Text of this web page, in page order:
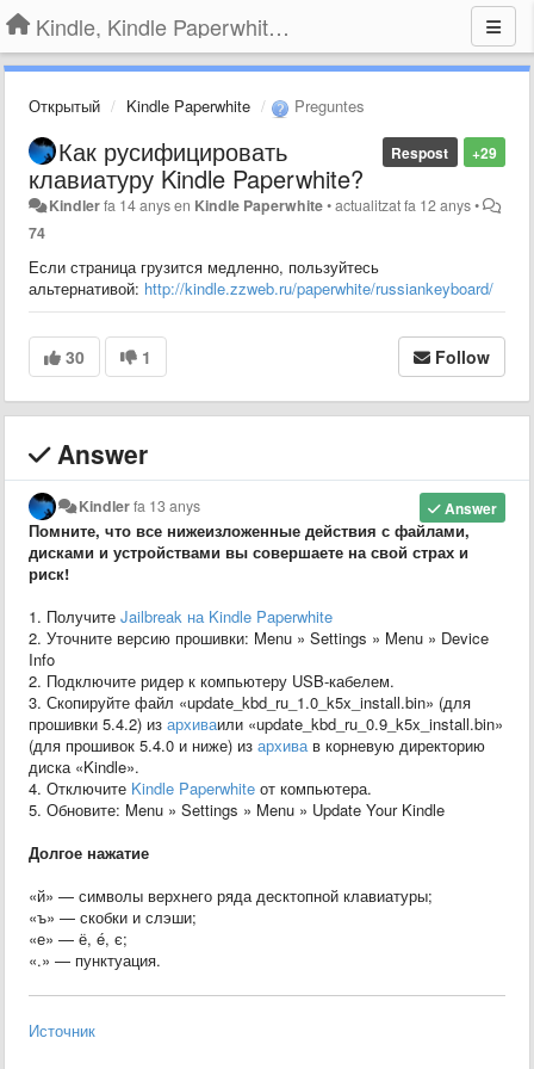
Kindle, Kindle Paperwhite, Kindle Voyage
Открытый Kindle Paperwhite Preguntes
+29
Respost
Как русифицировать
клавиатуру Kindle Paperwhite?
Kindlerfa 14 anysen Kindle Paperwhite•actualitzatfa 12 anys•
74
Если страница грузится медленно, пользуйтесь
альтернативой: http://kindle.zzweb.ru/paperwhite/russiankeyboard/
30 1 Follow
Answer
Answer
Kindlerfa 13 anys
Помните, что все нижеизложенные действия с файлами,
дисками и устройствами вы совершаете на свой страх и
риск!
1. Получите Jailbreak на Kindle Paperwhite
2. Уточните версию прошивки: Menu » Settings » Menu » Device
Info
2. Подключите ридер к компьютеру USB-кабелем.
3. Скопируйте файл «update_kbd_ru_1.0_k5x_install.bin» (для
прошивки 5.4.2) из архиваили «update_kbd_ru_0.9_k5x_install.bin»
(для прошивок 5.4.0 и ниже) из архива в корневую директорию
диска «Kindle».
4. Отключите Kindle Paperwhite от компьютера.
5. Обновите: Menu » Settings » Menu » Update Your Kindle
Долгое нажатие
«й» — символы верхнего ряда десктопной клавиатуры;
«ъ» — скобки и слэши;
«е» — ё, é, є;
«.» — пунктуация.
Источник